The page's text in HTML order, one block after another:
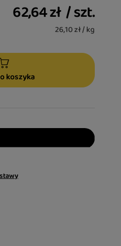
62,64 zł /szt.
26,10 zł / kg
koszyka